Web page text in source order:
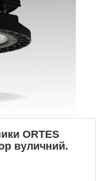
ORTES
вуличний.